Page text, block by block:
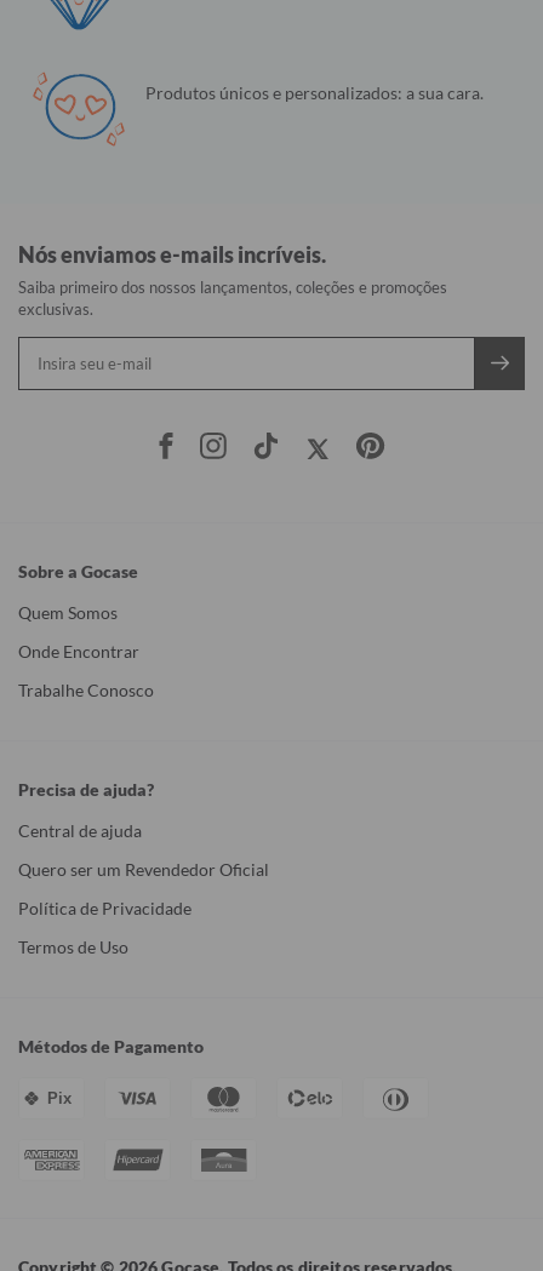
Produtos únicos e personalizados: a sua cara.
Nós enviamos e-mails incríveis.
Saiba primeiro dos nossos lançamentos, coleções e promoções
exclusivas.
Sobre a Gocase
Quem Somos
Onde Encontrar
Trabalhe Conosco
Precisa de ajuda?
Central de ajuda
Quero ser um Revendedor Oficial
Política de Privacidade
Termos de Uso
Métodos de Pagamento
Pix
Copyright © 2026 Gocase. Todos os direitos reservados.